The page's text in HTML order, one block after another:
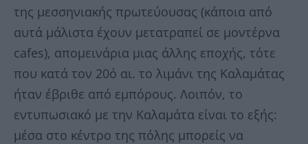
της μεσσηνιακής πρωτεύουσας (κάποια από
αυτά μάλιστα έχουν μετατραπεί σε μοντέρνα
cafes), απομεινάρια μιας άλλης εποχής, τότε
που κατά τον 20ό αι. το λιμάνι της Καλαμάτας
ήταν έβριθε από εμπόρους. Λοιπόν, το
εντυπωσιακό με την Καλαμάτα είναι το εξής:
μέσα στο κέντρο της πόλης μπορείς να